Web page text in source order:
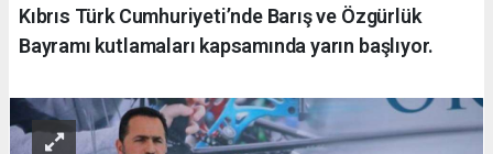
Kıbrıs Türk Cumhuriyeti’nde Barış ve Özgürlük
Bayramı kutlamaları kapsamında yarın başlıyor.